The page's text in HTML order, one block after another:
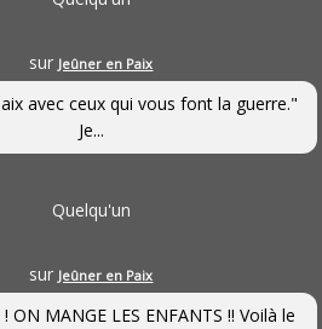
sur Jeûner en Paix
avec ceux qui vous font la guerre."
Je...
Quelqu'un
sur Jeûner en Paix
ON MANGE LES ENFANTS !! Voilà le